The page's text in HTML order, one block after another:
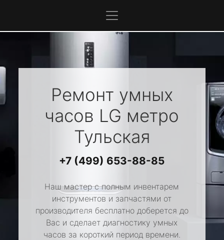
Ремонт умных
часов LG метро
Тульская
+7 (499) 653-88-85
Наш мастер с полным инвентарем
инструментов и запчастями от
производителя бесплатно доберется до
Вас и сделает диагностику умных
часов за короткий период времени.